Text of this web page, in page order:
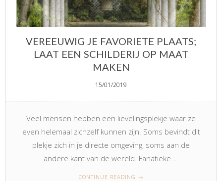
VEREEUWIG JE FAVORIETE PLAATS;
LAAT EEN SCHILDERIJ OP MAAT
MAKEN
15/01/2019
Veel mensen hebben een lievelingsplekje waar ze
even helemaal zichzelf kunnen zijn. Soms bevindt dit
plekje zich in je directe omgeving, soms aan de
andere kant van de wereld. Fanatieke …
CONTINUE READING →